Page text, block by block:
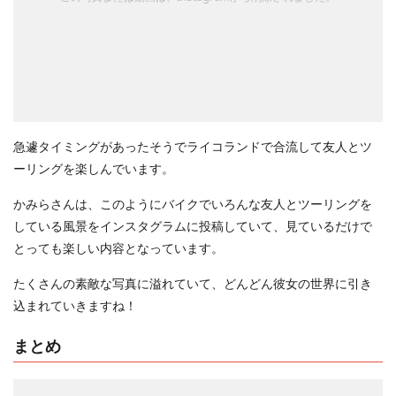
急遽タイミングがあったそうでライコランドで合流して友人とツ
ーリングを楽しんでいます。
かみらさんは、このようにバイクでいろんな友人とツーリングを
している風景をインスタグラムに投稿していて、見ているだけで
とっても楽しい内容となっています。
たくさんの素敵な写真に溢れていて、どんどん彼女の世界に引き
込まれていきますね！
まとめ